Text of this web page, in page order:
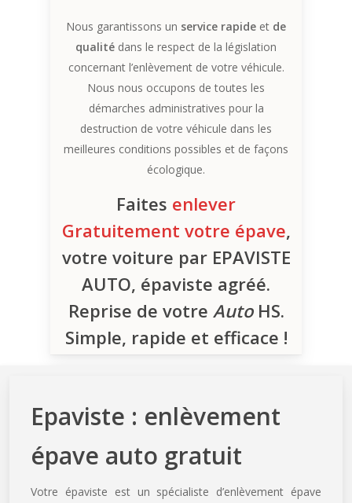
Nous garantissons un service rapide et de
qualité dans le respect de la législation
concernant l’enlèvement de votre véhicule.
Nous nous occupons de toutes les
démarches administratives pour la
destruction de votre véhicule dans les
meilleures conditions possibles et de façons
écologique.
Faites enlever
Gratuitement votre épave,
votre voiture par EPAVISTE
AUTO, épaviste agréé.
Reprise de votre AutoHS.
Simple, rapide et efficace !
Epaviste : enlèvement
épave auto gratuit
Votre épaviste est un spécialiste d’enlèvement épave